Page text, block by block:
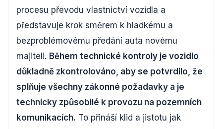
procesu převodu vlastnictví vozidla a
představuje krok směrem k hladkému a
bezproblémovému předání auta novému
majiteli. Během technické kontroly je vozidlo
důkladně zkontrolováno, aby se potvrdilo, že
splňuje všechny zákonné požadavky a je
technicky způsobilé k provozu na pozemních
komunikacích. To přináší klid a jistotu jak